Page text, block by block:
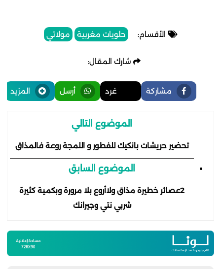
الأقسام: حلويات مغربية مولاتي
شارك المقال:
مشاركة غرد أرسل المزيد
الموضوع التالي
تحضير حريشات بانكيك للفطور و اللمجة روعة فالمذاق
الموضوع السابق
2عصائر خطيرة مذاق ولاأروع بلا مرورة وبكمية كثيرة
شربي نتي وجيرانك